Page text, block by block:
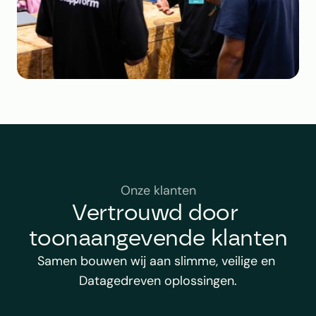
Onze klanten
Vertrouwd door
toonaangevende klanten
Samen bouwen wij aan slimme, veilige en
Datagedreven oplossingen.